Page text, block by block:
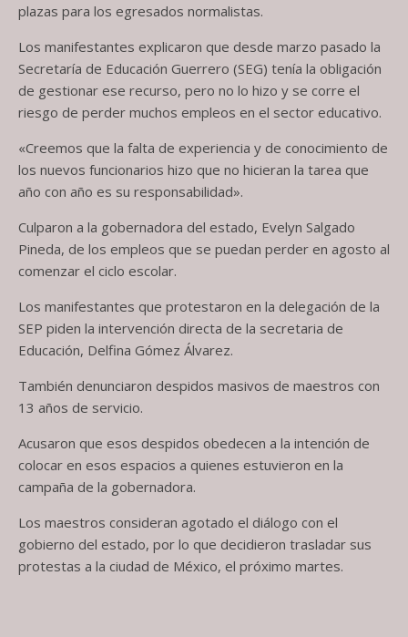
plazas para los egresados normalistas.
Los manifestantes explicaron que desde marzo pasado la
Secretaría de Educación Guerrero (SEG) tenía la obligación
de gestionar ese recurso, pero no lo hizo y se corre el
riesgo de perder muchos empleos en el sector educativo.
«Creemos que la falta de experiencia y de conocimiento de
los nuevos funcionarios hizo que no hicieran la tarea que
año con año es su responsabilidad».
Culparon a la gobernadora del estado, Evelyn Salgado
Pineda, de los empleos que se puedan perder en agosto al
comenzar el ciclo escolar.
Los manifestantes que protestaron en la delegación de la
SEP piden la intervención directa de la secretaria de
Educación, Delfina Gómez Álvarez.
También denunciaron despidos masivos de maestros con
13 años de servicio.
Acusaron que esos despidos obedecen a la intención de
colocar en esos espacios a quienes estuvieron en la
campaña de la gobernadora.
Los maestros consideran agotado el diálogo con el
gobierno del estado, por lo que decidieron trasladar sus
protestas a la ciudad de México, el próximo martes.